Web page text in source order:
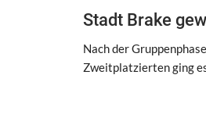
Stadt Brake
Nach der
Zweitplatzierten ging